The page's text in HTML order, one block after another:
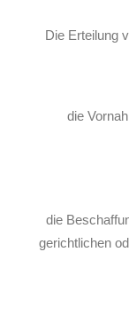
Die Erteilung
die
die
gerichtlichen